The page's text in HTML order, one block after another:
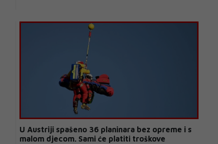
U Austriji spašeno 36 planinara bez opreme i s
malom djecom. Sami će platiti troškove